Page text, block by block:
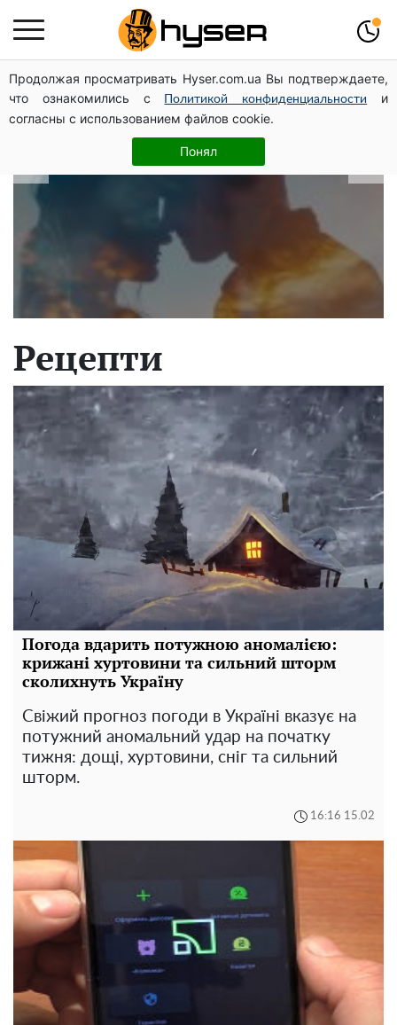
Продолжая просматривать Hyser.com.ua Вы подтверждаете,
что ознакомились с
Политикой конфиденциальности
и
согласны с использованием файлов cookie.
Понял
В які дати народжуються найвірніші
чоловіки: краще одразу перевірити,
щоб потім не страждати
Рецепти
Погода вдарить потужною аномалією:
крижані хуртовини та сильний шторм
сколихнуть Україну
Свіжий прогноз погоди в Україні вказує на
потужний аномальний удар на початку
тижня: дощі, хуртовини, сніг та сильний
шторм.
16:16 15.02